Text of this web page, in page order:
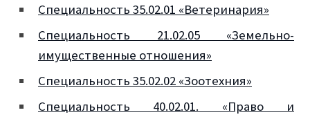
Специальность 35.02.01 «Ветеринария»
Специальность 21.02.05 «Земельно-
имущественные отношения»
Специальность 35.02.02 «Зоотехния»
Специальность 40.02.01. «Право и